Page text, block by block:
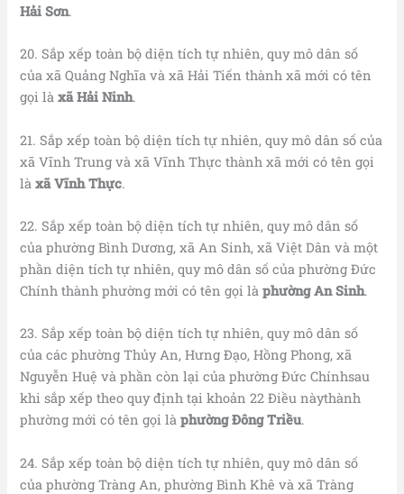
Hải Sơn.
20. Sắp xếp toàn bộ diện tích tự nhiên, quy mô dân số
của xã Quảng Nghĩa và xã Hải Tiến thành xã mới có tên
gọi làxã Hải Ninh.
21. Sắp xếp toàn bộ diện tích tự nhiên, quy mô dân số của
xã Vĩnh Trung và xã Vĩnh Thực thành xã mới có tên gọi
làxã Vĩnh Thực.
22. Sắp xếp toàn bộ diện tích tự nhiên, quy mô dân số
của phường Bình Dương, xã An Sinh, xã Việt Dân và một
phần diện tích tự nhiên, quy mô dân số của phường Đức
Chính thành phường mới có tên gọi làphường An Sinh.
23. Sắp xếp toàn bộ diện tích tự nhiên, quy mô dân số
của các phường Thủy An, Hưng Đạo, Hồng Phong, xã
Nguyễn Huệ và phần còn lại của phường Đức Chínhsau
khi sắp xếp theo quy định tại khoản 22 Điều nàythành
phường mới có tên gọi làphường Đông Triều.
24. Sắp xếp toàn bộ diện tích tự nhiên, quy mô dân số
của phường Tràng An, phường Bình Khê và xã Tràng